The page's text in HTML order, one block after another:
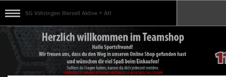
SG Vöhringen Illerzell Aktive + AH